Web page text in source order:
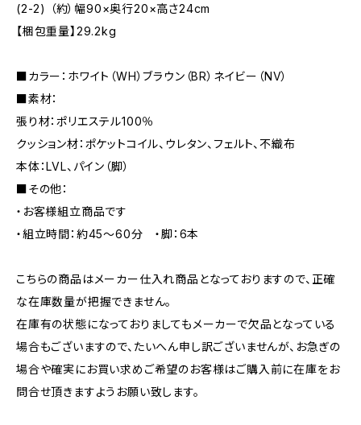
(2-2) （約）幅90×奥行20×高さ24cm
【梱包重量】29.2kg
■カラー：ホワイト（WH）ブラウン（BR）ネイビー（NV）
■素材：
張り材：ポリエステル100％
クッション材：ポケットコイル、ウレタン、フェルト、不織布
本体：LVL、パイン（脚）
■その他：
・お客様組立商品です
・組立時間：約45〜60分 ・脚：6本
こちらの商品はメーカー仕入れ商品となっておりますので、正確
な在庫数量が把握できません。
在庫有の状態になっておりましてもメーカーで欠品となっている
場合もございますので、たいへん申し訳ございませんが、お急ぎの
場合や確実にお買い求めご希望のお客様はご購入前に在庫をお
問合せ頂きますようお願い致します。